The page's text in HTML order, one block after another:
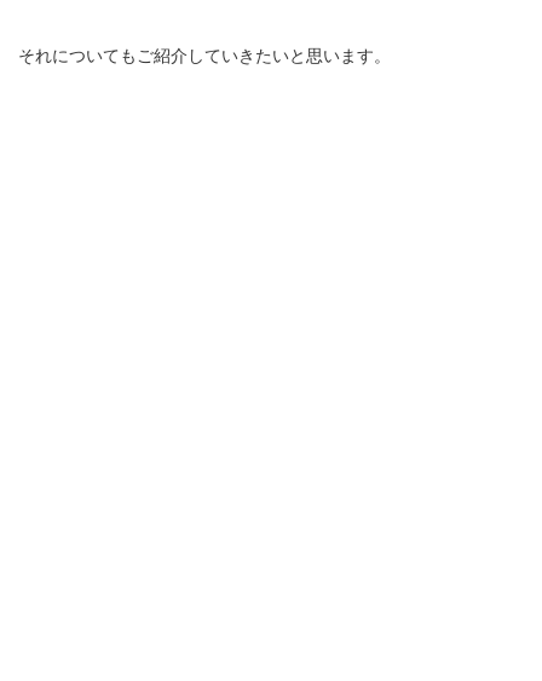
それについてもご紹介していきたいと思います。